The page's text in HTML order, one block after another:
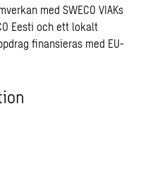
med SWECO VIAKs
Eesti och ett lokalt
finansieras med EU-